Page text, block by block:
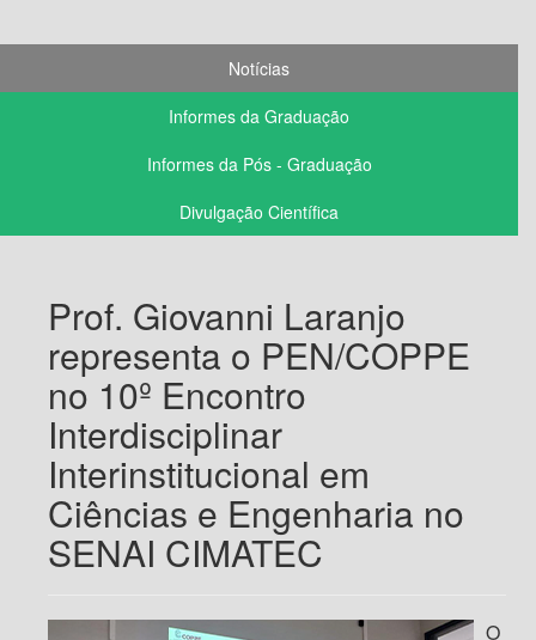
Notícias
Informes da Graduação
Informes da Pós - Graduação
Divulgação Científica
Prof. Giovanni Laranjo
representa o PEN/COPPE
no 10º Encontro
Interdisciplinar
Interinstitucional em
Ciências e Engenharia no
SENAI CIMATEC
O